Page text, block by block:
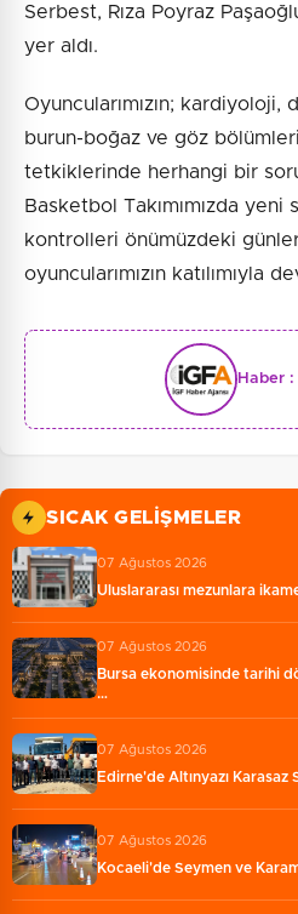
Serbest, Rıza Poyraz
yer aldı.
Oyuncularımızın;
burun-boğaz ve göz
tetkiklerinde herhangi bir
Basketbol Takımımızda
kontrolleri önümüzdeki
oyuncularımızın katılımıyla
Haber :
SICAK GELIŞMELER
07 Ağustos 2026
Uluslararası mezunlara
07 Ağustos 2026
Bursa ekonomisinde tarihi
…
07 Ağustos 2026
Edirne'de Altınyazı
07 Ağustos 2026
Kocaeli'de Seymen ve